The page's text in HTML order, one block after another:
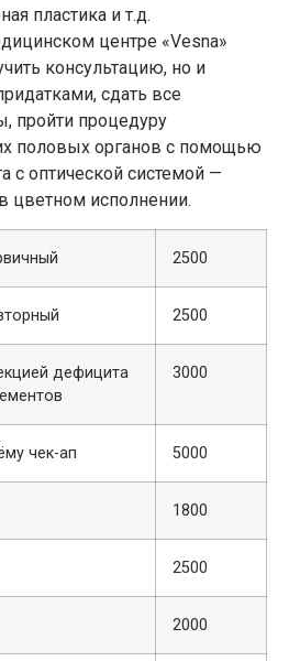
пластика и т.д.
центре «Vesna»
консультацию, но и
сдать все
пройти процедуру
половых органов с помощью
с оптической системой —
цветном исполнении.
2500
2500
дефицита
3000
чек-ап 5000
1800
2500
2000